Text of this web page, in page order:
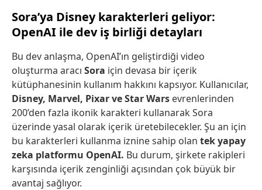
Sora’ya Disney karakterleri geliyor:
OpenAI ile dev iş birliği detayları
Bu dev anlaşma, OpenAI’ın geliştirdiği video
oluşturma aracı Sora için devasa bir içerik
kütüphanesinin kullanım hakkını kapsıyor. Kullanıcılar,
Disney, Marvel, Pixar ve Star Wars evrenlerinden
200’den fazla ikonik karakteri kullanarak Sora
üzerinde yasal olarak içerik üretebilecekler. Şu an için
bu karakterleri kullanma iznine sahip olan tek yapay
zeka platformu OpenAI. Bu durum, şirkete rakipleri
karşısında içerik zenginliği açısından çok büyük bir
avantaj sağlıyor.